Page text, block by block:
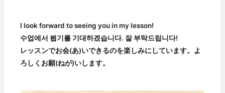
I look forward to seeing you in my lesson!
수업에서 뵙기를 기대하겠습니다. 잘 부탁드립니다!
レッスンでお会(あ)いできるのを楽しみにしています。よ
ろしくお願(ねが)いします。